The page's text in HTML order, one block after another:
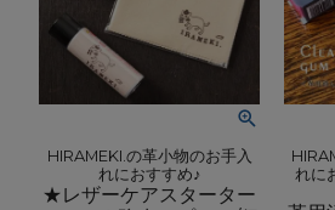
HIRAMEKI.の革小物のお手入
れにおすすめ♪
★レザーケアスターター
れに